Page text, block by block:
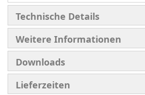
Technische Details
Weitere Informationen
Downloads
Lieferzeiten